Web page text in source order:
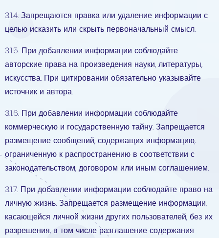
3.1.4. Запрещаются правка или удаление информации с
целью исказить или скрыть первоначальный смысл.
3.1.5. При добавлении информации соблюдайте
авторские права на произведения науки, литературы,
искусства. При цитировании обязательно указывайте
источник и автора.
3.1.6. При добавлении информации соблюдайте
коммерческую и государственную тайну. Запрещается
размещение сообщений, содержащих информацию,
ограниченную к распространению в соответствии с
законодательством, договором или иным соглашением.
3.1.7. При добавлении информации соблюдайте право на
личную жизнь. Запрещается размещение информации,
касающейся личной жизни других пользователей, без их
разрешения, в том числе разглашение содержания